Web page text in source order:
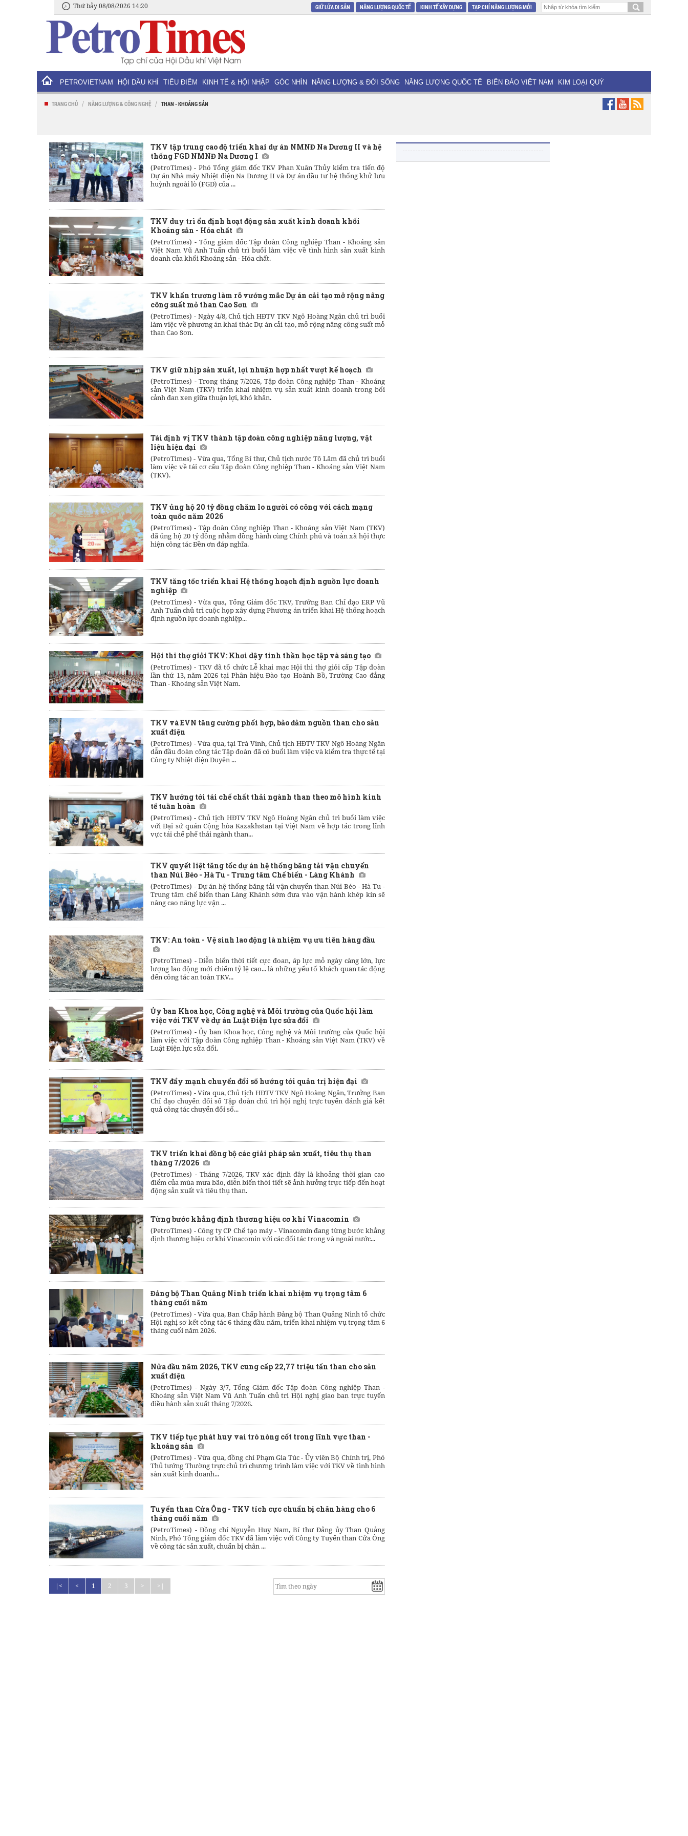
Thứ bảy 08/08/2026 14:20 GIỮ LỬA DI SẢN NĂNG LƯỢNG QUỐC TẾ KINH TẾ XÂY DỰNG TẠP CHÍ NĂNG LƯỢNG MỚI
PETROVIETNAM HỘI DẦU KHÍ TIÊU ĐIỂM KINH TẾ & HỘI NHẬP GÓC NHÌN NĂNG LƯỢNG & ĐỜI SỐNG NĂNG LƯỢNG QUỐC TẾ BIỂN ĐẢO VIỆT NAM KIM LOẠI QUÝ
TRANG CHỦ / NĂNG LƯỢNG & CÔNG NGHỆ / THAN - KHOÁNG SẢN
TKV tập trung cao độ triển khai dự án NMNĐ Na Dương II và hệ
thống FGD NMNĐ Na Dương I
(PetroTimes) - Phó Tổng giám đốc TKV Phan Xuân Thủy kiểm tra tiến độ
Dự án Nhà máy Nhiệt điện Na Dương II và Dự án đầu tư hệ thống khử lưu
huỳnh ngoài lò (FGD) của ...
TKV duy trì ổn định hoạt động sản xuất kinh doanh khối
Khoáng sản - Hóa chất
(PetroTimes) - Tổng giám đốc Tập đoàn Công nghiệp Than - Khoáng sản
Việt Nam Vũ Anh Tuấn chủ trì buổi làm việc về tình hình sản xuất kinh
doanh của khối Khoáng sản - Hóa chất.
TKV khẩn trương làm rõ vướng mắc Dự án cải tạo mở rộng nâng
công suất mỏ than Cao Sơn
(PetroTimes) - Ngày 4/8, Chủ tịch HĐTV TKV Ngô Hoàng Ngân chủ trì buổi
làm việc về phương án khai thác Dự án cải tạo, mở rộng nâng công suất mỏ
than Cao Sơn.
TKV giữ nhịp sản xuất, lợi nhuận hợp nhất vượt kế hoạch
(PetroTimes) -Trong tháng 7/2026, Tập đoàn Công nghiệp Than - Khoáng
sản Việt Nam (TKV) triển khai nhiệm vụ sản xuất kinh doanh trong bối
cảnh đan xen giữa thuận lợi, khó khăn.
Tái định vị TKV thành tập đoàn công nghiệp năng lượng, vật
liệu hiện đại
(PetroTimes) - Vừa qua, Tổng Bí thư, Chủ tịch nước Tô Lâm đã chủ trì buổi
làm việc về tái cơ cấu Tập đoàn Công nghiệp Than - Khoáng sản Việt Nam
(TKV).
TKV ủng hộ 20 tỷ đồng chăm lo người có công với cách mạng
toàn quốc năm 2026
(PetroTimes) - Tập đoàn Công nghiệp Than - Khoáng sản Việt Nam (TKV)
đã ủng hộ 20 tỷ đồng nhằm đồng hành cùng Chính phủ và toàn xã hội thực
hiện công tác Đền ơn đáp nghĩa.
TKV tăng tốc triển khai Hệ thống hoạch định nguồn lực doanh
nghiệp
(PetroTimes) -Vừa qua, Tổng Giám đốc TKV, Trưởng Ban Chỉ đạo ERP Vũ
Anh Tuấn chủ trì cuộc họp xây dựng Phương án triển khai Hệ thống hoạch
định nguồn lực doanh nghiệp...
Hội thi thợ giỏi TKV: Khơi dậy tinh thần học tập và sáng tạo
(PetroTimes) - TKV đã tổ chức Lễ khai mạc Hội thi thợ giỏi cấp Tập đoàn
lần thứ 13, năm 2026 tại Phân hiệu Đào tạo Hoành Bồ, Trường Cao đẳng
Than - Khoáng sản Việt Nam.
TKV và EVN tăng cường phối hợp, bảo đảm nguồn than cho sản
xuất điện
(PetroTimes) -Vừa qua, tại Trà Vinh, Chủ tịch HĐTV TKV Ngô Hoàng Ngân
dẫn đầu đoàn công tác Tập đoàn đã có buổi làm việc và kiểm tra thực tế tại
Công ty Nhiệt điện Duyên ...
TKV hướng tới tái chế chất thải ngành than theo mô hình kinh
tế tuần hoàn
(PetroTimes) -Chủ tịch HĐTV TKV Ngô Hoàng Ngân chủ trì buổi làm việc
với Đại sứ quán Cộng hòa Kazakhstan tại Việt Nam về hợp tác trong lĩnh
vực tái chế phế thải ngành than...
TKV quyết liệt tăng tốc dự án hệ thống băng tải vận chuyển
than Núi Béo - Hà Tu - Trung tâm Chế biến - Làng Khánh
(PetroTimes) - Dự án hệ thống băng tải vận chuyển than Núi Béo - Hà Tu -
Trung tâm chế biến than Làng Khánh sớm đưa vào vận hành khép kín sẽ
nâng cao năng lực vận ...
TKV: An toàn - Vệ sinh lao động là nhiệm vụ ưu tiên hàng đầu
(PetroTimes) -Diễn biến thời tiết cực đoan, áp lực mỏ ngày càng lớn, lực
lượng lao động mới chiếm tỷ lệ cao... là những yếu tố khách quan tác động
đến công tác an toàn TKV...
Ủy ban Khoa học, Công nghệ và Môi trường của Quốc hội làm
việc với TKV về dự án Luật Điện lực sửa đổi
(PetroTimes) -Ủy ban Khoa học, Công nghệ và Môi trường của Quốc hội
làm việc với Tập đoàn Công nghiệp Than - Khoáng sản Việt Nam (TKV) về
Luật Điện lực sửa đổi.
TKV đẩy mạnh chuyển đổi số hướng tới quản trị hiện đại
(PetroTimes) -Vừa qua, Chủ tịch HĐTV TKV Ngô Hoàng Ngân, Trưởng Ban
Chỉ đạo chuyển đổi số Tập đoàn chủ trì hội nghị trực tuyến đánh giá kết
quả công tác chuyển đổi số...
TKV triển khai đồng bộ các giải pháp sản xuất, tiêu thụ than
tháng 7/2026
(PetroTimes) -Tháng 7/2026, TKV xác định đây là khoảng thời gian cao
điểm của mùa mưa bão, diễn biến thời tiết sẽ ảnh hưởng trực tiếp đến hoạt
động sản xuất và tiêu thụ than.
Từng bước khẳng định thương hiệu cơ khí Vinacomin
(PetroTimes) -Công ty CP Chế tạo máy - Vinacomin đang từng bước khẳng
định thương hiệu cơ khí Vinacomin với các đối tác trong và ngoài nước...
Đảng bộ Than Quảng Ninh triển khai nhiệm vụ trọng tâm 6
tháng cuối năm
(PetroTimes) -Vừa qua, Ban Chấp hành Đảng bộ Than Quảng Ninh tổ chức
Hội nghị sơ kết công tác 6 tháng đầu năm, triển khai nhiệm vụ trọng tâm 6
tháng cuối năm 2026.
Nửa đầu năm 2026, TKV cung cấp 22,77 triệu tấn than cho sản
xuất điện
(PetroTimes) -Ngày 3/7, Tổng Giám đốc Tập đoàn Công nghiệp Than -
Khoáng sản Việt Nam Vũ Anh Tuấn chủ trì Hội nghị giao ban trực tuyến
điều hành sản xuất tháng 7/2026.
TKV tiếp tục phát huy vai trò nòng cốt trong lĩnh vực than -
khoáng sản
(PetroTimes) -Vừa qua, đồng chí Phạm Gia Túc - Ủy viên Bộ Chính trị, Phó
Thủ tướng Thường trực chủ trì chương trình làm việc với TKV về tình hình
sản xuất kinh doanh...
Tuyển than Cửa Ông - TKV tích cực chuẩn bị chân hàng cho 6
tháng cuối năm
(PetroTimes) -Đồng chí Nguyễn Huy Nam, Bí thư Đảng ủy Than Quảng
Ninh, Phó Tổng giám đốc TKV đã làm việc với Công ty Tuyển than Cửa Ông
về công tác sản xuất, chuẩn bị chân ...
|< < 1 2 3 > >|